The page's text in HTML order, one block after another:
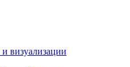
визуализации